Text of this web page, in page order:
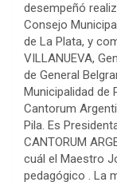
desempeñó
Consejo
de La Plata, y
VILLANUEVA,
de General
Municipalidad de
Cantorum
Pila. Es
CANTORUM
cuál el Maestro
pedagógico . La